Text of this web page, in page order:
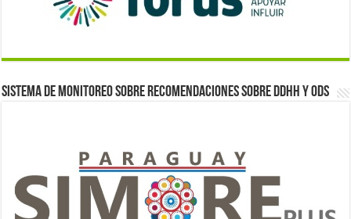
Sistema de monitoreo sobre recomendaciones sobre DDHH y ODS